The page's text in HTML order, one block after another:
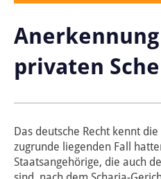
privaten
Das deutsche Recht kennt
zugrunde liegenden Fall
Staatsangehörige, die auch